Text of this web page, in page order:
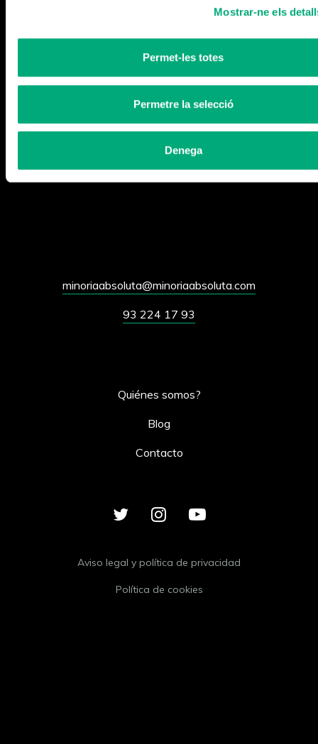
Mostrar-ne els
Permet-les totes
Permetre la selecció
Denega
RTVE prepara ‘¡Cuánta guerra!’ con la
periodista Conchi Cejudo
minoriaabsoluta@minoriaabsoluta.com
93 224 17 93
Quiénes somos?
Blog
Contacto
Aviso legal y política de privacidad
Política de cookies